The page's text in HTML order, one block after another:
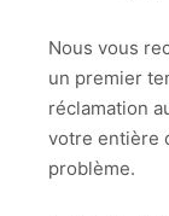
Nous vous
un premier
réclamation
votre entière
problème.